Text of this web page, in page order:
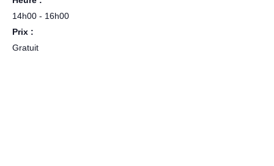
14h00 - 16h00
Prix :
Gratuit